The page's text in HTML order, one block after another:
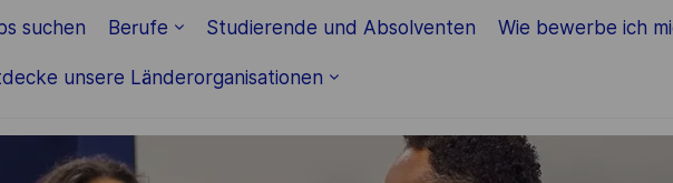
suchen Berufe Studierende und Absolventen Wie bewerbe ich
unsere Länderorganisationen